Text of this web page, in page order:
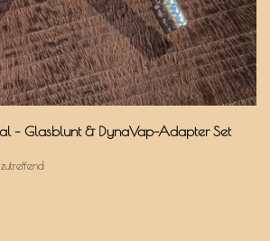
– Glasblunt & DynaVap-Adapter Set